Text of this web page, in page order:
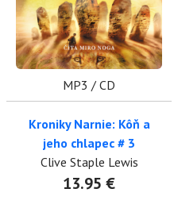
MP3 / CD
Kroniky Narnie: Kôň a
jeho chlapec # 3
Clive Staple Lewis
13.95 €